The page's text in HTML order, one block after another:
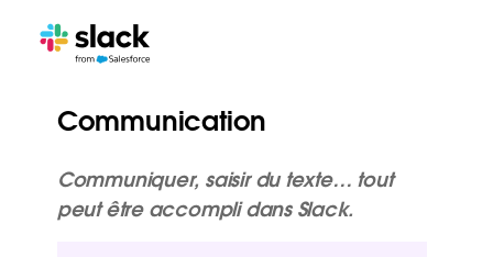
Communication
Communiquer, saisir du texte… tout
peut être accompli dans Slack.